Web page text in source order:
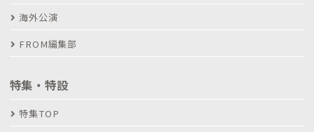
海外公演
FROM編集部
特集・特設
特集TOP